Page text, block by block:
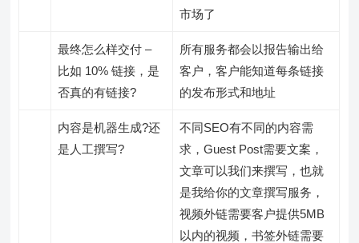
市场了
最终怎么样交付 –
比如 10% 链接，是
否真的有链接?
所有服务都会以报告输出给
客户，客户能知道每条链接
的发布形式和地址
内容是机器生成?还
是人工撰写?
不同SEO有不同的内容需
求，Guest Post需要文案，
文章可以我们来撰写，也就
是我给你的文章撰写服务，
视频外链需要客户提供5MB
以内的视频，书签外链需要